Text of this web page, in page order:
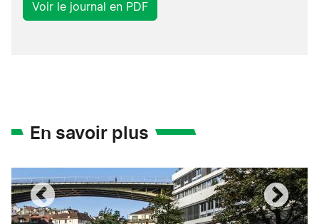
Voir le journal en PDF
En savoir plus